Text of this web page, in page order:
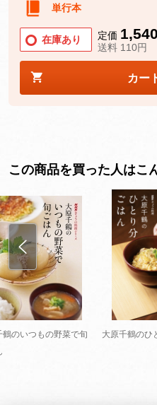
単行本
在庫あり 定価 1,540
送料 110円
カー
この商品を買った人はこ
鶴のいつもの野菜で旬
大原千鶴のひ